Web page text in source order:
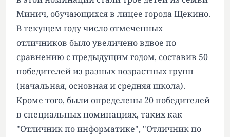
Минич, обучающихся в лицее города Щекино.
В текущем году число отмеченных
отличников было увеличено вдвое по
сравнению с предыдущим годом, составив 50
победителей из разных возрастных групп
(начальная, основная и средняя школа).
Кроме того, были определены 20 победителей
в специальных номинациях, таких как
"Отличник по информатике", "Отличник по